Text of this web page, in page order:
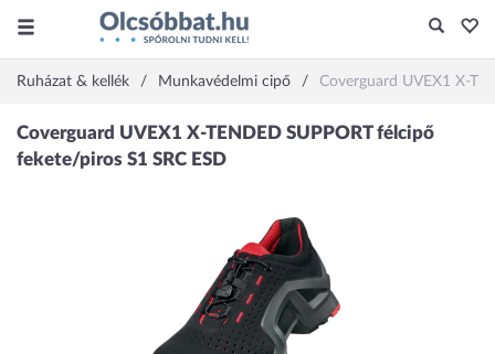
Ruházat & kellék Munkavédelmi cipő Coverguard UVEX1 X-